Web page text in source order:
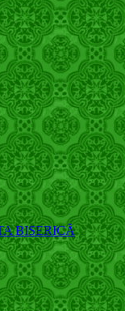
BISERICĂ